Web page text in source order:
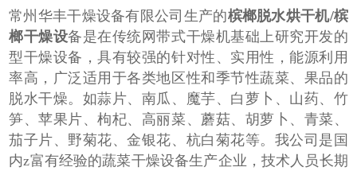
常州华丰干燥设备有限公司生产的槟榔脱水烘干机/槟
榔干燥设备是在传统网带式干燥机基础上研究开发的
型干燥设备，具有较强的针对性、实用性，能源利用
率高，广泛适用于各类地区性和季节性蔬菜、果品的
脱水干燥。如蒜片、南瓜、魔芋、白萝卜、山药、竹
笋、苹果片、枸杞、高丽菜、蘑菇、胡萝卜、青菜、
茄子片、野菊花、金银花、杭白菊花等。我公司是国
内z富有经验的蔬菜干燥设备生产企业，技术人员长期